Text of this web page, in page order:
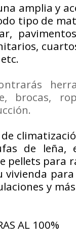
amplia y
tipo de
brocas,
de leña,
pellets para
vivienda
y
AL 100%